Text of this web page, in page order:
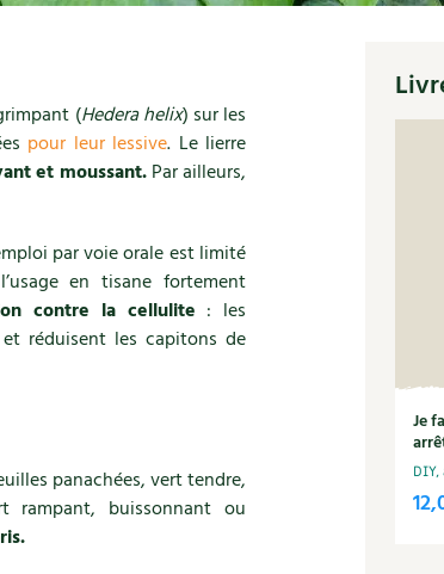
(Hedera helix) sur les
pour leur lessive. Le lierre
et moussant.Par ailleurs,
par voie orale est limité
en tisane fortement
contre la cellulite : les
réduisent les capitons de
panachées, vert tendre,
rampant, buissonnant ou
Je